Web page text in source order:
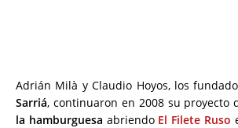
Adrián Milà y Claudio Hoyos, los
Sarriá, continuaron en 2008 su proyecto
la hamburguesa abriendo El Filete Ruso